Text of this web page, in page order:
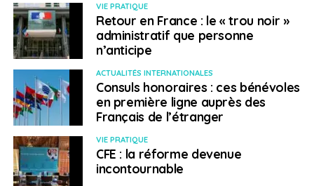
encore présents en Syrie la plus grande prudence. Il
convient de se tenir éloigné de tout rassemblement et
d’éviter tout déplacement.
Les voyages vers la Syrie sont toujours formellement
déconseillés. Il est rappelé que, depuis 2012, il est
instamment recommandé à nos ressortissants encore
présents en Syrie de quitter le pays.
L’aéroport international de Damas est fermé. Seul le
poste frontière de Masnaa fonctionne actuellement et
VIE PRATIQUE
Retour en France : le « trou noir »
administratif que personne
n’anticipe
ACTUALITÉS INTERNATIONALES
Consuls honoraires : ces bénévoles
en première ligne auprès des
Français de l’étranger
VIE PRATIQUE
CFE : la réforme devenue
incontournable